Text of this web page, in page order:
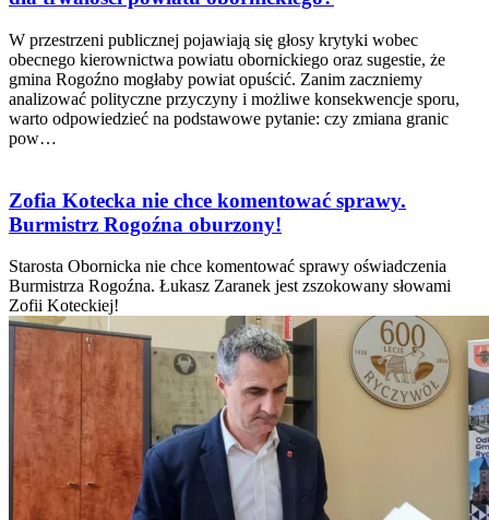
W przestrzeni publicznej pojawiają się głosy krytyki wobec
obecnego kierownictwa powiatu obornickiego oraz sugestie, że
gmina Rogoźno mogłaby powiat opuścić. Zanim zaczniemy
analizować polityczne przyczyny i możliwe konsekwencje sporu,
warto odpowiedzieć na podstawowe pytanie: czy zmiana granic
pow…
Zofia Kotecka nie chce komentować sprawy.
Burmistrz Rogoźna oburzony!
Starosta Obornicka nie chce komentować sprawy oświadczenia
Burmistrza Rogoźna. Łukasz Zaranek jest zszokowany słowami
Zofii Koteckiej!